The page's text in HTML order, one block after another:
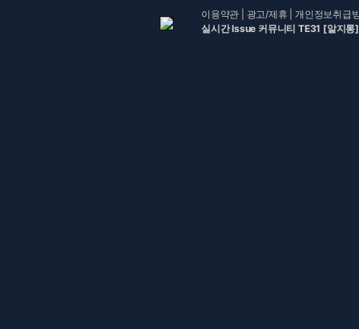
이용약관 광고/제휴 |개인정보취급
실시간 Issue 커뮤니티 TE31 [알지